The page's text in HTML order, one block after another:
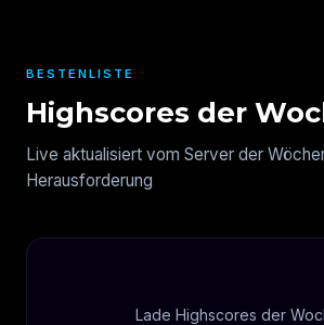
BESTENLISTE
Highscores der
Live aktualisiert vom Server der
Herausforderung
Lade Highscores der